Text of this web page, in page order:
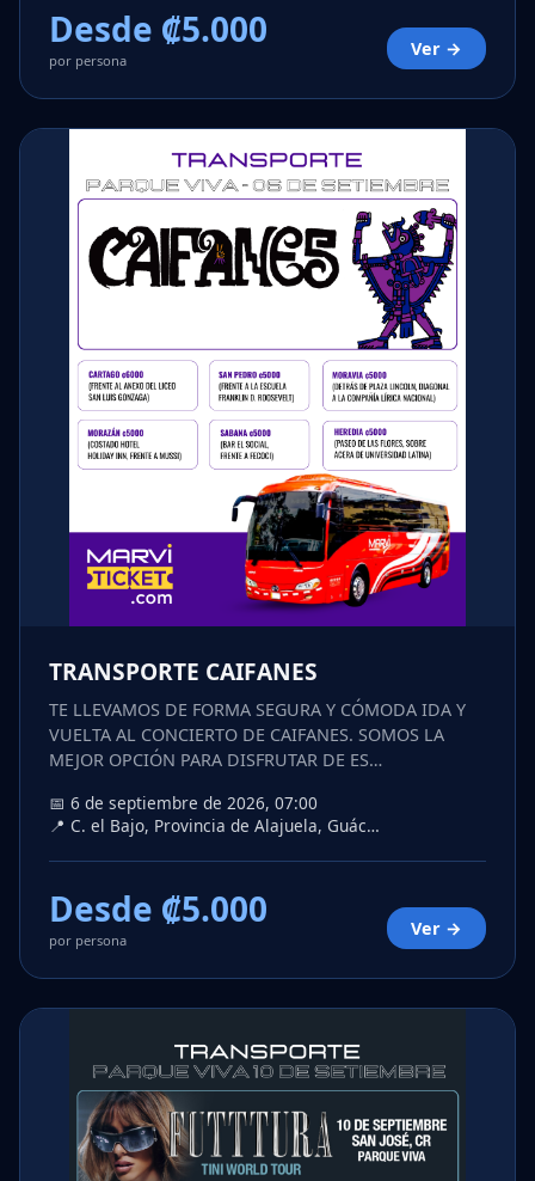
Desde ₡5.000
por persona
Ver →
TRANSPORTE CAIFANES
TE LLEVAMOS DE FORMA SEGURA Y CÓMODA IDA Y
VUELTA AL CONCIERTO DE CAIFANES. SOMOS LA
MEJOR OPCIÓN PARA DISFRUTAR DE ES…
📅 6 de septiembre de 2026, 07:00
📍 C. el Bajo, Provincia de Alajuela, Guác…
Desde ₡5.000
por persona
Ver →